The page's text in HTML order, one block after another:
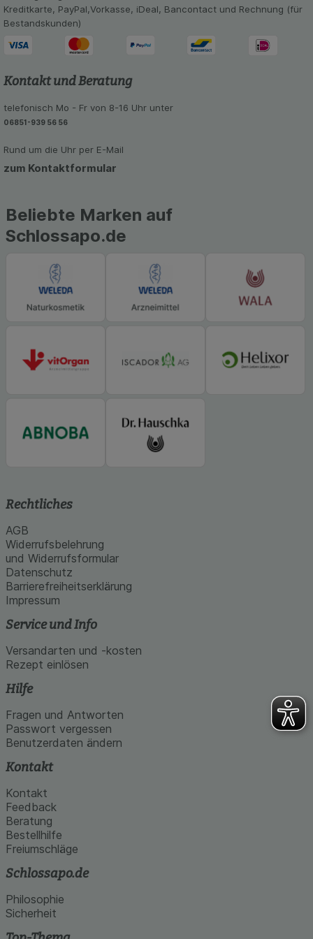
unserer Website sammeln, mit deren Hilfe wir
unsere Website weiter für Sie optimieren können,
den Inhalt auf unserer Website aber auch die
Werbung auf Drittseiten möglichst relevant für Sie
hierfür teilweise an Dritte wie z.B. Google oder
Kreditkarte, PayPal,Vorkasse, iDeal, Bancontact und Rechnung (für
Bestandskunden)
Kontakt und Beratung
telefonisch Mo - Fr von 8-16 Uhr unter
06851-939 56 56
Rund um die Uhr per E-Mail
zum Kontaktformular
Beliebte Marken auf
Schlossapo.de
Rechtliches
AGB
Widerrufsbelehrung
und Widerrufsformular
Datenschutz
Barrierefreiheitserklärung
Impressum
Service und Info
Versandarten und -kosten
Rezept einlösen
Hilfe
Fragen und Antworten
Passwort vergessen
Benutzerdaten ändern
Kontakt
Kontakt
Feedback
Beratung
Bestellhilfe
Freiumschläge
Schlossapo.de
Philosophie
Sicherheit